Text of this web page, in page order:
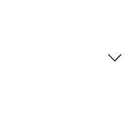
Sockenstricken.